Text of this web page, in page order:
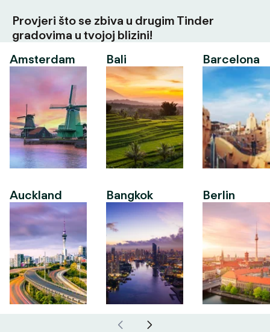
Provjeri što se zbiva u drugim Tinder
gradovima u tvojoj blizini!
Amsterdam
Auckland
Bali
Bangkok
Barcelona
Berlin